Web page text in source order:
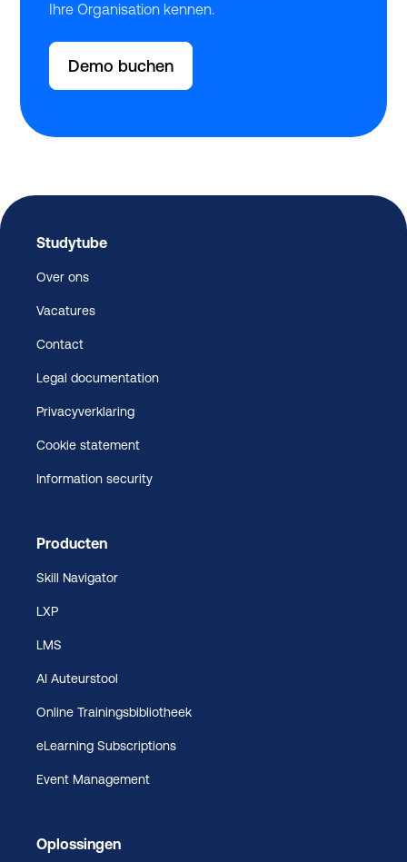
Ihre Organisation kennen.
Demo buchen
Studytube
Over ons
Vacatures
Contact
Legal documentation
Privacyverklaring
Cookie statement
Information security
Producten
Skill Navigator
LXP
LMS
AI Auteurstool
Online Trainingsbibliotheek
eLearning Subscriptions
Event Management
Oplossingen